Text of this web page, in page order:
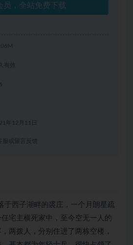
员，全站免费下载
有效
年12月11日
服或留言反馈
于西子湖畔的裘庄，一个月朗星疏
宅主横死家中，至今空无一人的
两拨人，分别住进了两栋空楼，